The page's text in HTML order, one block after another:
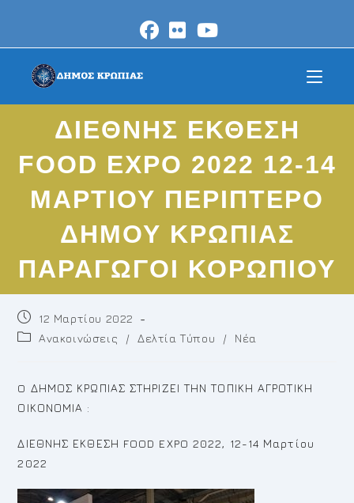
content
ΔΙΕΘΝΗΣ ΕΚΘΕΣΗ
FOOD EXPO 2022 12-14
ΜΑΡΤΙΟΥ ΠΕΡΙΠΤΕΡΟ
ΔΗΜΟΥ ΚΡΩΠΙΑΣ
ΠΑΡΑΓΩΓΟΙ ΚΟΡΩΠΙΟΥ
Post
published:
12 Μαρτίου 2022
PostΑνακοινώσεις / Δελτία Τύπου / Νέα
O ΔΗΜΟΣ ΚΡΩΠΙΑΣ ΣΤΗΡΙΖΕΙ ΤΗΝ ΤΟΠΙΚΗ ΑΓΡΟΤΙΚΗ
ΟΙΚΟΝΟΜΙΑ :
ΔΙΕΘΝΗΣ ΕΚΘΕΣΗ FOOD EXPO 2022, 12-14 Μαρτίου
2022